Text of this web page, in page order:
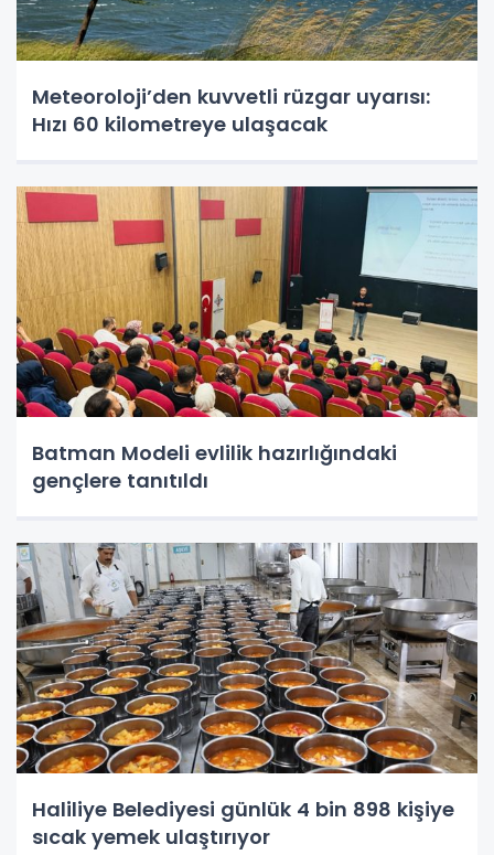
Meteoroloji’den kuvvetli rüzgar uyarısı:
Hızı 60 kilometreye ulaşacak
Batman Modeli evlilik hazırlığındaki
gençlere tanıtıldı
Haliliye Belediyesi günlük 4 bin 898 kişiye
sıcak yemek ulaştırıyor